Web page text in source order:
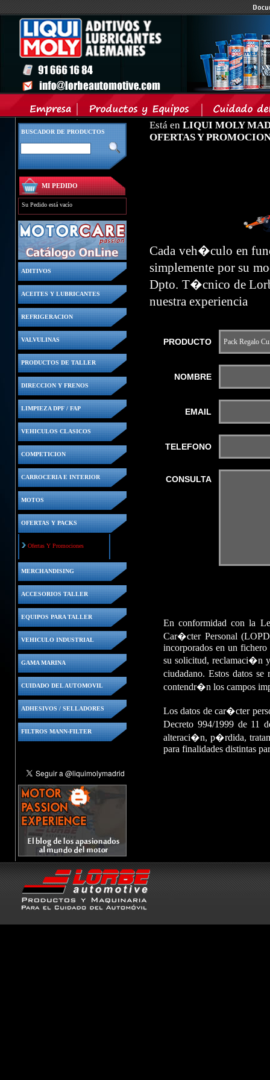
BUSCADOR DE PRODUCTOS
MI PEDIDO
Su Pedido está vacío
ADITIVOS
ACEITES Y LUBRICANTES
REFRIGERACION
VALVULINAS
PRODUCTOS DE TALLER
DIRECCION Y FRENOS
LIMPIEZA DPF / FAP
VEHICULOS CLASICOS
COMPETICION
CARROCERIA E INTERIOR
MOTOS
OFERTAS Y PACKS
Ofertas Y Promociones
MERCHANDISING
ACCESORIOS TALLER
EQUIPOS PARA TALLER
VEHICULO INDUSTRIAL
GAMA MARINA
CUIDADO DEL AUTOMOVIL
ADHESIVOS / SELLADORES
FILTROS MANN-FILTER
Está en LIQUI MOLY
OFERTAS Y
Cada veh�culo en
simplemente por su
Dpto. T�cnico de
nuestra experiencia
PRODUCTO
NOMBRE
EMAIL
TELEFONO
CONSULTA
En conformidad con la
Car�cter Personal
incorporados en un
su solicitud, reclamaci�n
ciudadano. Estos datos
contendr�n los campos
Los datos de car�cter
Decreto 994/1999 de 11
alteraci�n, p�rdida,
para finalidades distintas